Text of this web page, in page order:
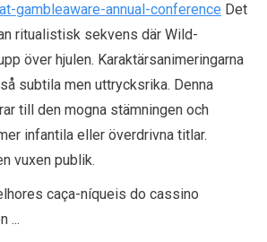
gambleaware-annual-conference Det
ritualistisk sekvens där Wild-
över hjulen. Karaktärsanimeringarna
subtila men uttrycksrika. Denna
till den mogna stämningen och
infantila eller överdrivna titlar.
vuxen publik.